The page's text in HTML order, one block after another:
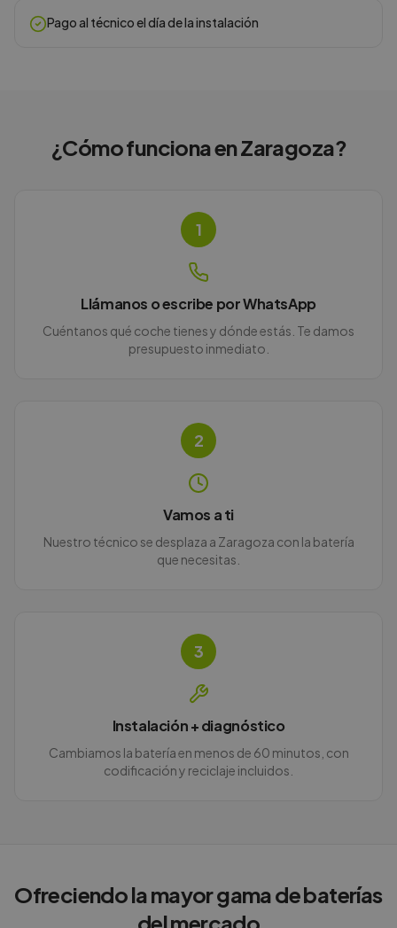
Pago al técnico el día de la instalación
¿Cómo funciona enZaragoza?
1
Llámanos o escribe por WhatsApp
Cuéntanos qué coche tienes y dónde estás. Te damos
presupuesto inmediato.
2
Vamos a ti
Nuestro técnico se desplaza a Zaragoza con la batería
que necesitas.
3
Instalación + diagnóstico
Cambiamos la batería en menos de 60 minutos, con
codificación y reciclaje incluidos.
Ofreciendo la mayor gama de baterías
del mercado